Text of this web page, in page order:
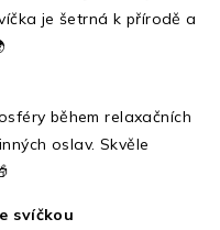
je šetrná k přírodě a
během relaxačních
oslav. Skvěle
svíčkou